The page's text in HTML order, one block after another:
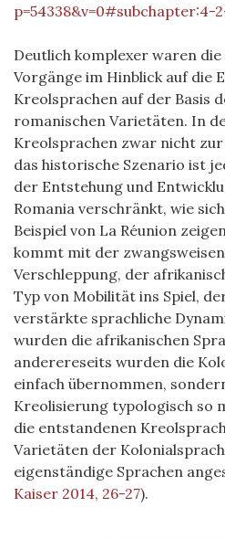
p=54338&v=0#subchapter:4-
Deutlich komplexer waren
Vorgänge im Hinblick auf die
Kreolsprachen auf der Basis
romanischen Varietäten. In
Kreolsprachen zwar nicht
das historische Szenario ist
der Entstehung und
Romania verschränkt, wie
Beispiel von La Réunion
kommt mit der
Verschleppung, der
Typ von Mobilität ins Spiel,
verstärkte sprachliche
wurden die afrikanischen
anderereseits wurden die
einfach übernommen,
Kreolisierung typologisch so
die entstandenen
Varietäten der
eigenständige Sprachen
Kaiser 2014, 26-27).